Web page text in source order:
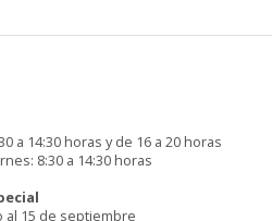
a 14:30 horas y de 16 a 20 horas
8:30 a 14:30 horas
al 15 de septiembre